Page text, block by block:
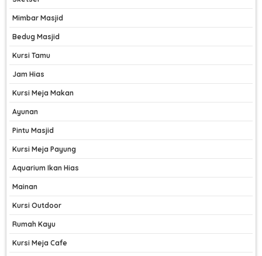
Mimbar Masjid
Bedug Masjid
Kursi Tamu
Jam Hias
Kursi Meja Makan
Ayunan
Pintu Masjid
Kursi Meja Payung
Aquarium Ikan Hias
Mainan
Kursi Outdoor
Rumah Kayu
Kursi Meja Cafe